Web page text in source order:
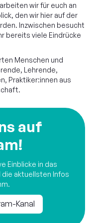
wir für euch an
den wir hier auf der
Inzwischen besucht
bereits viele Eindrücke
Menschen und
Lehrende,
Praktiker:innen aus
auf
Einblicke in das
aktuellsten Infos
Kanal